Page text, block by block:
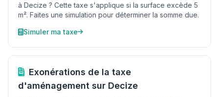
à Decize ? Cette taxe s'applique si la surface excède 5
m². Faites une simulation pour déterminer la somme due.
Simuler ma taxe
Exonérations de la taxe
d'aménagement sur Decize